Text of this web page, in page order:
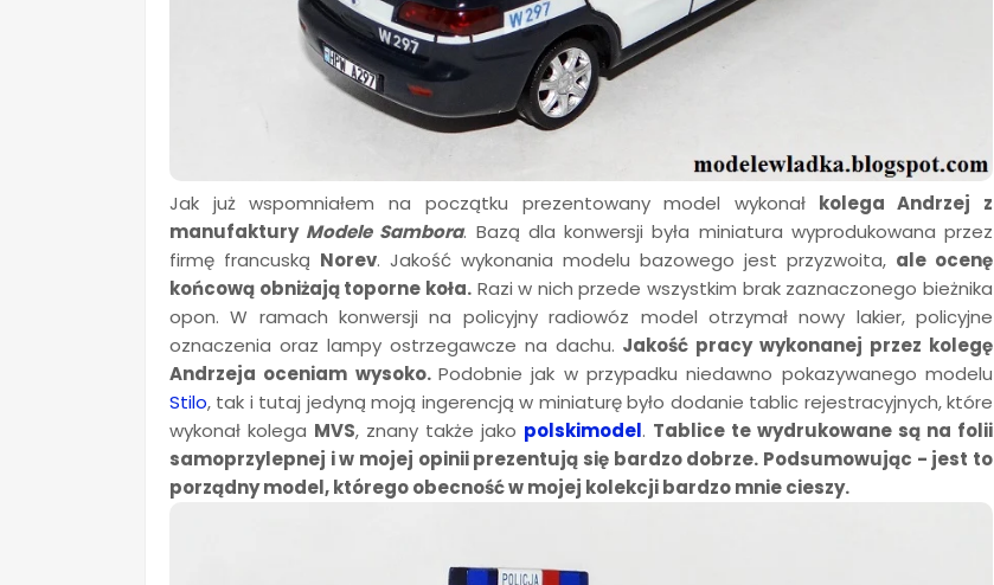
Jak już wspomniałem na początku prezentowany model wykonałkolega Andrzej z
manufaktury Modele Sambora. Bazą dla konwersji była miniatura wyprodukowana przez
firmę francuską Norev. Jakość wykonania modelu bazowego jest przyzwoita, ale ocenę
końcową obniżają toporne koła.Razi w nich przede wszystkim brak zaznaczonego bieżnika
opon. W ramach konwersji na policyjny radiowóz model otrzymał nowy lakier, policyjne
oznaczenia oraz lampy ostrzegawcze na dachu. Jakość pracy wykonanej przez kolegę
Andrzeja oceniam wysoko. Podobnie jak w przypadku niedawno pokazywanego modelu
Stilo, tak i tutaj jedyną moją ingerencją w miniaturę było dodanie tablic rejestracyjnych, które
wykonał kolega MVS, znany także jako polskimodel. Tablice te wydrukowane są na folii
samoprzylepnej i w mojej opinii prezentują się bardzo dobrze. Podsumowując - jest to
porządny model, którego obecność w mojej kolekcji bardzo mnie cieszy.